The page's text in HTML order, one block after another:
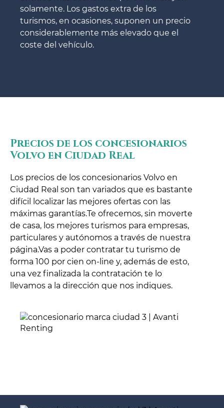
solamente. Los gastos extra de los
turismos, en ocasiones, suponen un precio
considerablemente más elevado que el
coste del vehículo.
Precios de los concesionarios
Volvo en Ciudad Real
Los precios de los concesionarios Volvo en
Ciudad Real son tan variados que es bastante
difícil localizar las mejores ofertas con las
máximas garantías.Te ofrecemos, sin moverte
de casa, los mejores turismos para empresas,
particulares y autónomos a través de nuestra
página.Vas a poder contratar tu turismo de
forma 100 por cien on-line y, además de esto,
una vez finalizada la contratación te lo
llevamos a la dirección que nos indiques.